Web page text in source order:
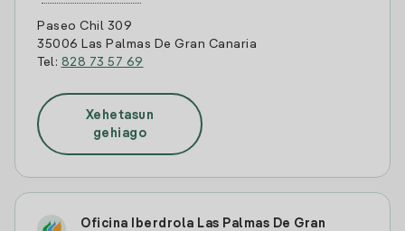
Paseo Chil 309
35006 Las Palmas De Gran Canaria
Tel: 828 73 57 69
Xehetasun
gehiago
Oficina Iberdrola Las Palmas De Gran